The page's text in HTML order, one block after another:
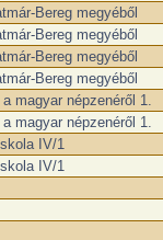
Bereg megyéből
Bereg megyéből
Bereg megyéből
Bereg megyéből
magyar népzenéről 1.
magyar népzenéről 1.
IV/1
IV/1